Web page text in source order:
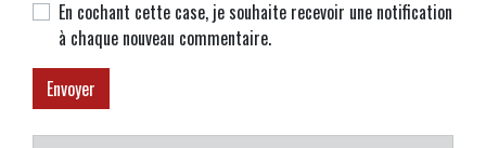
En cochant cette case, je souhaite recevoir une notification
à chaque nouveau commentaire.